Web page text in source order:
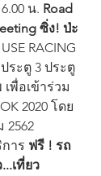
น. Road
ซิ่ง! ป่ะ
RACING
ระตู 3 ประตู
พื่อเข้าร่วม
2020 โดย
2562
าร ฟรี ! รถ
เที่ยว